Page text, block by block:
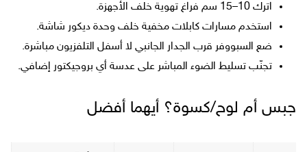
اترك 10–15 سم فراغ تهوية خلف الأجهزة.
استخدم مسارات كابلات مخفية خلف وحدة ديكور شاشة.
ضع السبووفر قرب الجدار الجانبي لا أسفل التلفزيون مباشرة.
تجنّب تسليط الضوء المباشر على عدسة أي بروجيكتور إضافي.
جبس أم لوح/كسوة؟ أيهما أفضل